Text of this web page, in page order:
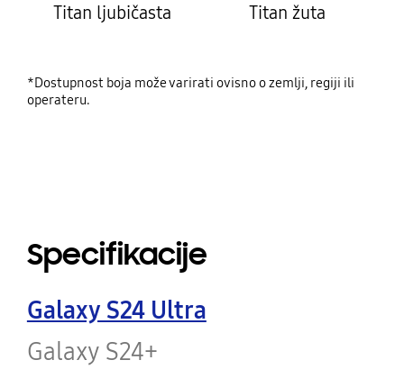
Titan ljubičasta Titan žuta
*Dostupnost boja može varirati ovisno o zemlji, regiji ili
operateru.
Specifikacije
Galaxy S24 Ultra
Galaxy S24+